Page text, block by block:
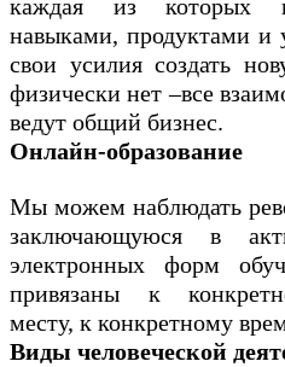
каждая из которых
навыками, продуктами и
свои усилия создать
физически нет –все
ведут общий бизнес.
Онлайн-образование
Мы можем наблюдать
заключающуюся в
электронных форм
привязаны к
месту, к конкретному
Виды человеческой